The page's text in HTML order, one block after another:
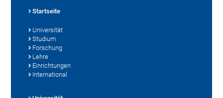
Startseite
Universität
Studium
Forschung
Lehre
Einrichtungen
International